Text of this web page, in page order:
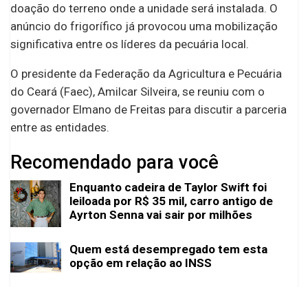
doação do terreno onde a unidade será instalada. O
anúncio do frigorífico já provocou uma mobilização
significativa entre os líderes da pecuária local.
O presidente da Federação da Agricultura e Pecuária
do Ceará (Faec), Amilcar Silveira, se reuniu com o
governador Elmano de Freitas para discutir a parceria
entre as entidades.
Recomendado para você
Enquanto cadeira de Taylor Swift foi
leiloada por R$ 35 mil, carro antigo de
Ayrton Senna vai sair por milhões
Quem está desempregado tem esta
opção em relação ao INSS